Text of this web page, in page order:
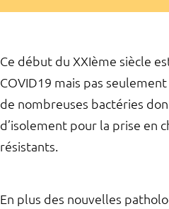
Ce début du XXIème siècle
COVID19 mais pas
de nombreuses bactéries
d’isolement pour la prise en
résistants.
En plus des nouvelles